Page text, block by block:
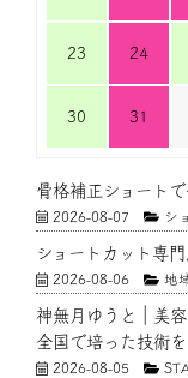
23 24
30 31
骨格補正ショート
2026-08-07 シ
ショートカット専
2026-08-06 地
神無月ゆうと｜美
全国で培った技術
2026-08-05